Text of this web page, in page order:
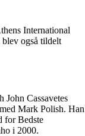
International
også tildelt
John Cassavetes
Mark Polish. Han
for Bedste
i 2000.